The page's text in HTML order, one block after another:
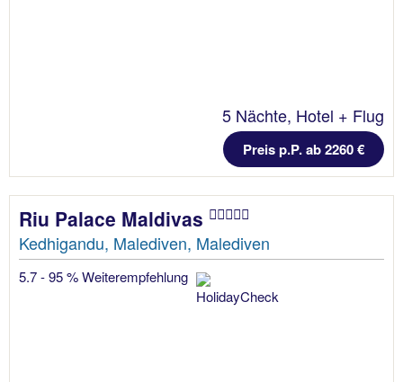
5 Nächte, Hotel + Flug
Preis p.P. ab 2260 €
Riu Palace Maldivas
Kedhigandu, Malediven, Malediven
5.7 - 95 % Weiterempfehlung